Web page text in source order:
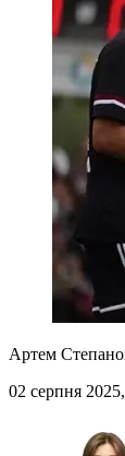
Артем
02 серпня